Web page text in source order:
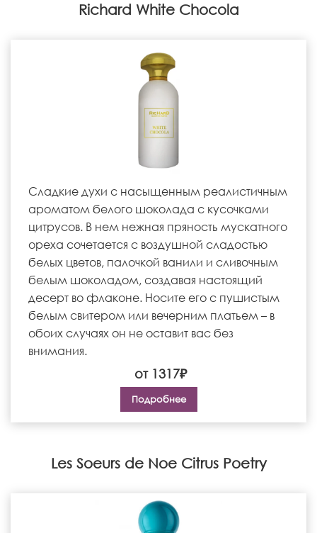
Richard White Chocola
Сладкие духи с насыщенным реалистичным
ароматом белого шоколада с кусочками
цитрусов. В нем нежная пряность мускатного
ореха сочетается с воздушной сладостью
белых цветов, палочкой ванили и сливочным
белым шоколадом, создавая настоящий
десерт во флаконе. Носите его с пушистым
белым свитером или вечерним платьем – в
обоих случаях он не оставит вас без
внимания.
от 1317₽
Подробнее
Les Soeurs de Noe Citrus Poetry